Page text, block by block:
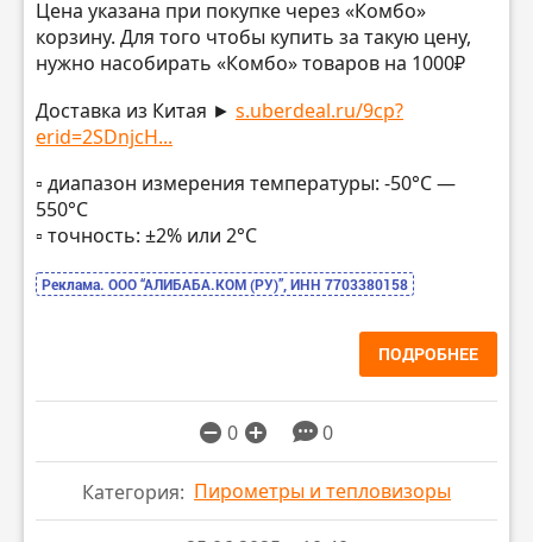
Цена указана при покупке через «Комбо»
корзину. Для того чтобы купить за такую цену,
нужно насобирать «Комбо» товаров на 1000₽
Доставка из Китая ► s.uberdeal.ru/9cp?
erid=2SDnjcH...
▫️ диапазон измерения температуры: -50°С —
550°С
▫️ точность: ±2% или 2°С
Реклама. ООО “АЛИБАБА.КОМ (РУ)”, ИНН 7703380158
ПОДРОБНЕЕ
0 0
Категория: Пирометры и тепловизоры